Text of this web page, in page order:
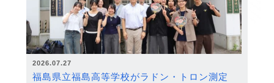
2026.07.27
福島県立福島高等学校がラドン・トロン測定